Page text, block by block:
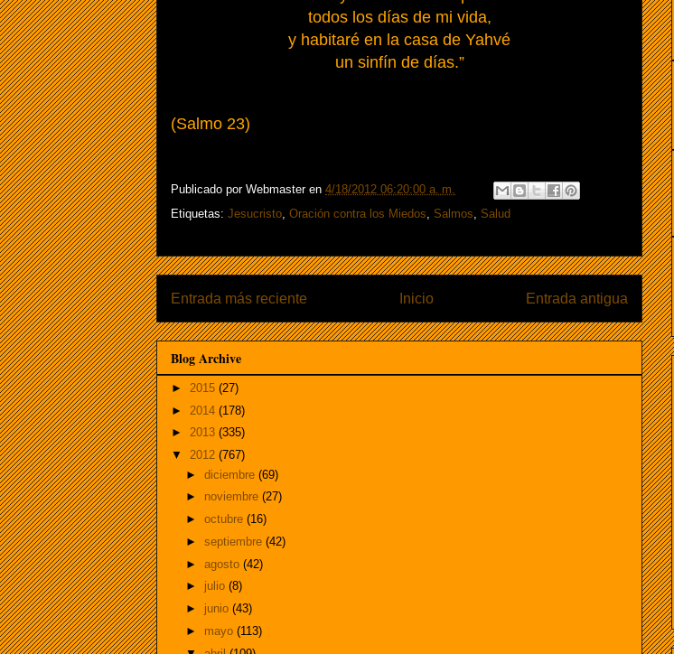
todos los días de mi vida,
y habitaré en la casa de Yahvé
un sinfín de días.”
(Salmo 23)
Publicado por Webmaster en 4/18/2012 06:20:00 a. m.
Etiquetas: Jesucristo, Oración contra los Miedos, Salmos, Salud
Entrada más reciente Entrada antigua
Inicio
Blog Archive
► 2015 (27)
► 2014 (178)
► 2013 (335)
▼ 2012 (767)
► diciembre (69)
► noviembre (27)
► octubre (16)
► septiembre (42)
► agosto (42)
► julio (8)
► junio (43)
► mayo (113)